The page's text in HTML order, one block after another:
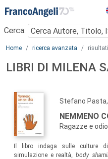
Menu
Cerca:
Main content
Home ricerca avanzata risultati
LIBRI DI MILENA
Stefano
NEMMENO
Ragazze e
Il libro indaga sulle culture
simulazione e realtà, body